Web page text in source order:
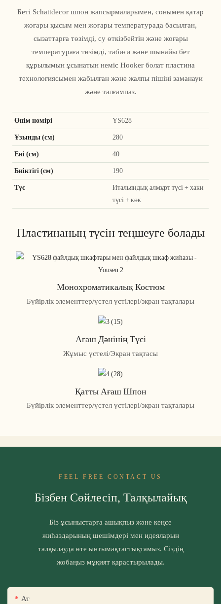
Беті Schattdecor шпон жапсырмаларымен, сонымен қатар
жоғары қысым мен жоғары температурада басылған,
сызаттарға төзімді, су өткізбейтін және жоғары
температураға төзімді, табиғи және шынайы бет
құрылымын ұсынатын неміс Hooker болат пластина
технологиясымен жабылған және жалпы пішіні заманауи
және талғампаз.
Өнім нөмірі YS628
Ұзынды (см) 280
Ені (см) 40
Биіктігі (см) 190
Түс
Итальяндық алмұрт түсі + хаки
түсі + көк
Пластинаның түсін теңшеуге болады
Монохроматикалық Костюм
Бүйірлік элементтер/үстел үстілері/экран тақталары
Ағаш Дәнінің Түсі
Жұмыс үстелі/Экран тақтасы
Қатты Ағаш Шпон
Бүйірлік элементтер/үстел үстілері/экран тақталары
FEEL FREE CONTACT US
Бізбен Сөйлесіп, Талқылайық
Біз ұсыныстарға ашықпыз және кеңсе
жиһаздарының шешімдері мен идеяларын
талқылауда өте ынтымақтастықтамыз. Сіздің
жобаңыз мұқият қарастырылады.
Ат